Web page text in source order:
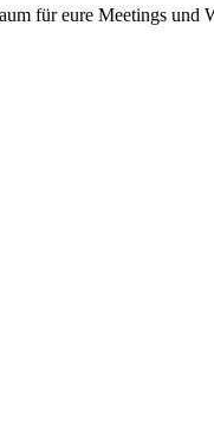
für eure Meetings und